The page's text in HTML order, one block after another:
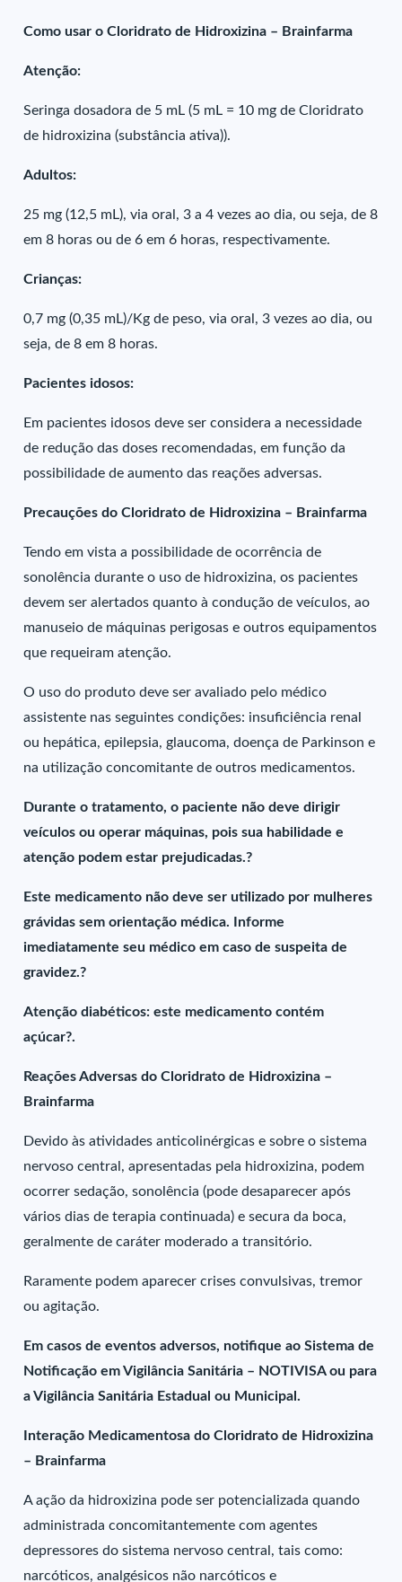
Como usar o Cloridrato de Hidroxizina – Brainfarma
Atenção:
Seringa dosadora de 5 mL (5 mL = 10 mg de Cloridrato
de hidroxizina (substância ativa)).
Adultos:
25 mg (12,5 mL), via oral, 3 a 4 vezes ao dia, ou seja, de 8
em 8 horas ou de 6 em 6 horas, respectivamente.
Crianças:
0,7 mg (0,35 mL)/Kg de peso, via oral, 3 vezes ao dia, ou
seja, de 8 em 8 horas.
Pacientes idosos:
Em pacientes idosos deve ser considera a necessidade
de redução das doses recomendadas, em função da
possibilidade de aumento das reações adversas.
Precauções do Cloridrato de Hidroxizina – Brainfarma
Tendo em vista a possibilidade de ocorrência de
sonolência durante o uso de hidroxizina, os pacientes
devem ser alertados quanto à condução de veículos, ao
manuseio de máquinas perigosas e outros equipamentos
que requeiram atenção.
O uso do produto deve ser avaliado pelo médico
assistente nas seguintes condições: insuficiência renal
ou hepática, epilepsia, glaucoma, doença de Parkinson e
na utilização concomitante de outros medicamentos.
Durante o tratamento, o paciente não deve dirigir
veículos ou operar máquinas, pois sua habilidade e
atenção podem estar prejudicadas.?
Este medicamento não deve ser utilizado por mulheres
grávidas sem orientação médica. Informe
imediatamente seu médico em caso de suspeita de
gravidez.?
Atenção diabéticos: este medicamento contém
açúcar?.
Reações Adversas do Cloridrato de Hidroxizina –
Brainfarma
Devido às atividades anticolinérgicas e sobre o sistema
nervoso central, apresentadas pela hidroxizina, podem
ocorrer sedação, sonolência (pode desaparecer após
vários dias de terapia continuada) e secura da boca,
geralmente de caráter moderado a transitório.
Raramente podem aparecer crises convulsivas, tremor
ou agitação.
Em casos de eventos adversos, notifique ao Sistema de
Notificação em Vigilância Sanitária – NOTIVISA ou para
a Vigilância Sanitária Estadual ou Municipal.
Interação Medicamentosa do Cloridrato de Hidroxizina
– Brainfarma
A ação da hidroxizina pode ser potencializada quando
administrada concomitantemente com agentes
depressores do sistema nervoso central, tais como:
narcóticos, analgésicos não narcóticos e